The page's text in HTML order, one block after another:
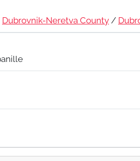
Dubrovnik-Neretva County /